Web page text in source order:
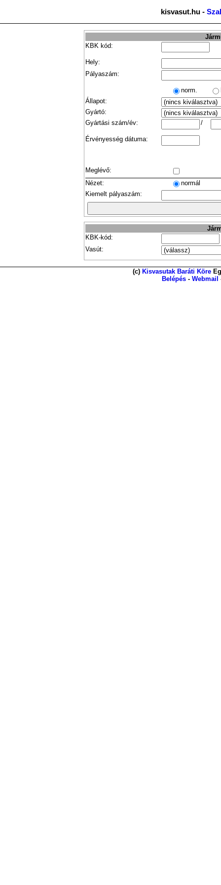
kisvasut.hu -
KBK kód:
Hely:
Pályaszám:
norm.
Állapot:
Gyártó:
Gyártási szám/év:
/
Érvényesség dátuma:
Meglévő:
Nézet:
normál
Kiemelt pályaszám:
KBK-kód:
Vasút:
(c) Kisvasutak Baráti Köre
Belépés - Webmail